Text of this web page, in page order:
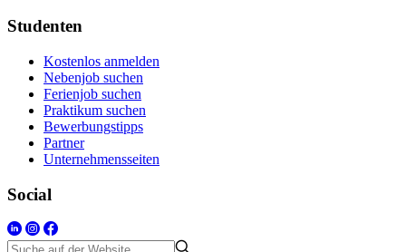
Studenten
Kostenlos anmelden
Nebenjob suchen
Ferienjob suchen
Praktikum suchen
Bewerbungstipps
Partner
Unternehmensseiten
Social